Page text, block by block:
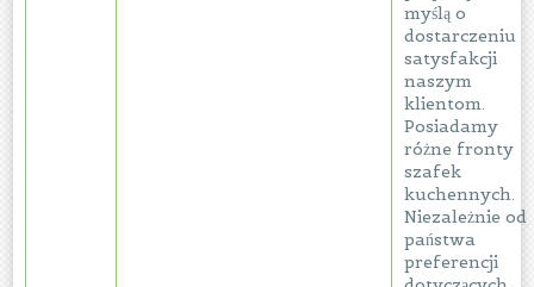
myślą o
dostarczeniu
satysfakcji
naszym
klientom.
Posiadamy
różne fronty
szafek
kuchennych.
Niezależnie od
państwa
preferencji